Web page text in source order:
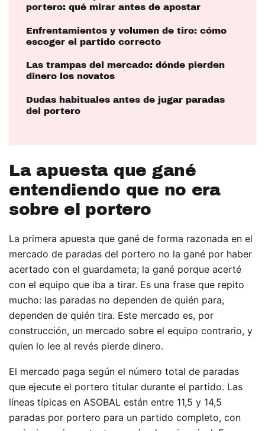
portero: qué mirar antes de apostar
Enfrentamientos y volumen de tiro: cómo
escoger el partido correcto
Las trampas del mercado: dónde pierden
dinero los novatos
Dudas habituales antes de jugar paradas
del portero
La apuesta que gané
entendiendo que no era
sobre el portero
La primera apuesta que gané de forma razonada en el
mercado de paradas del portero no la gané por haber
acertado con el guardameta; la gané porque acerté
con el equipo que iba a tirar. Es una frase que repito
mucho: las paradas no dependen de quién para,
dependen de quién tira. Este mercado es, por
construcción, un mercado sobre el equipo contrario, y
quien lo lee al revés pierde dinero.
El mercado paga según el número total de paradas
que ejecute el portero titular durante el partido. Las
líneas típicas en ASOBAL están entre 11,5 y 14,5
paradas por portero para un partido completo, con